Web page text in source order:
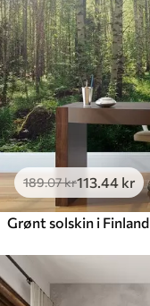
189.07kr113 .44 kr
Grønt solskin i Finland